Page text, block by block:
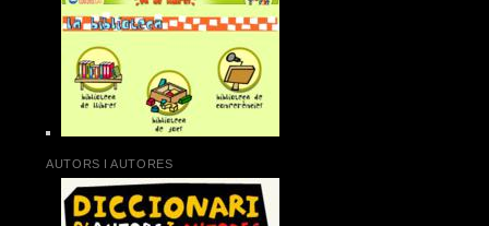
AUTORS I AUTORES